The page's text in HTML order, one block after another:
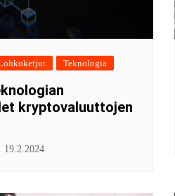
Teknologia
kryptovaluuttojen
19.2.2024